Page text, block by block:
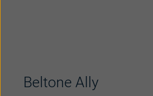
Beltone Ally